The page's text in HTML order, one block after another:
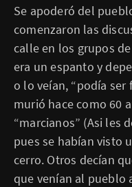
Se apoderó del
comenzaron las
calle en los grupos
era un espanto y
o lo veían, “podía
murió hace como 60
“marcianos” (Asi les
pues se habían visto
cerro. Otros decían
que venían al pueblo